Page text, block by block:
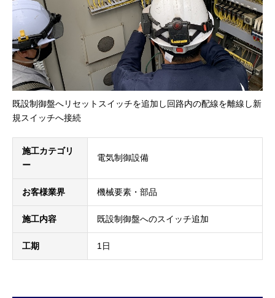
既設制御盤へリセットスイッチを追加し回路内の配線を離線し新
規スイッチへ接続
施工カテゴリ
ー
電気制御設備
お客様業界 機械要素・部品
施工内容 既設制御盤へのスイッチ追加
工期 1日